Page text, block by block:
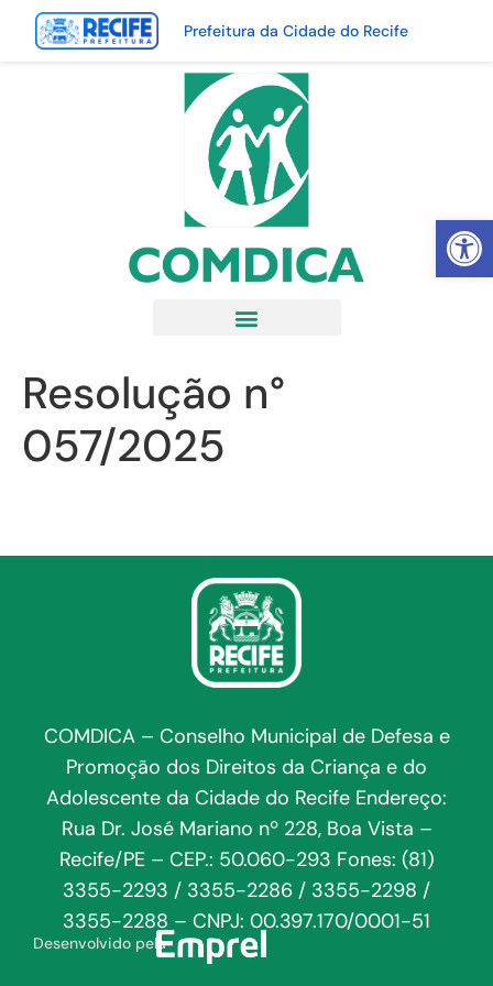
Abrir
Prefeitura da Cidade do Recife
Resolução n°
057/2025
COMDICA – Conselho Municipal de Defesa e
Promoção dos Direitos da Criança e do
Adolescente da Cidade do Recife Endereço:
Rua Dr. José Mariano nº 228, Boa Vista –
Recife/PE – CEP.: 50.060-293 Fones: (81)
3355-2293 / 3355-2286 / 3355-2298 /
3355-2288 – CNPJ: 00.397.170/0001-51
Desenvolvido pela